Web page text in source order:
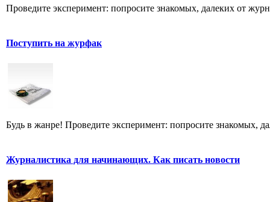
Проведите эксперимент: попросите знакомых, далеких от
Поступить на журфак
Будь в жанре! Проведите эксперимент: попросите знакомых,
Журналистика для начинающих. Как писать новости